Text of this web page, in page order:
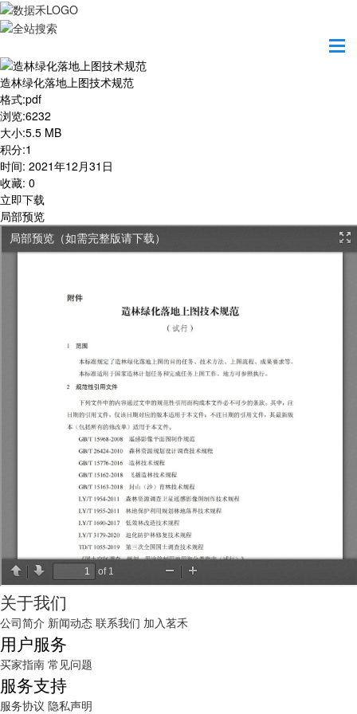
造林绿化落地上图技术规范
格式:pdf
浏览:6232
大小:5.5 MB
积分:1
时间: 2021年12月31日
收藏: 0
立即下载
局部预览
关于我们
公司简介 新闻动态 联系我们 加入茗禾
用户服务
买家指南 常见问题
服务支持
服务协议 隐私声明